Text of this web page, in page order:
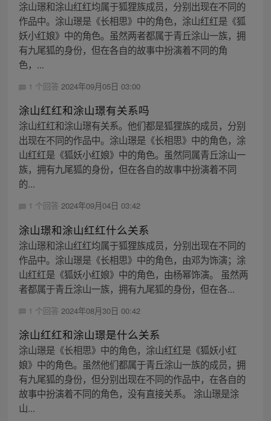
涂山璟和涂山红红均属于狐狸族成员，分别出现在不同的
作品中。涂山璟是《长相思》中的角色，涂山红红是《狐
妖小红娘》中的角色。虽然两者都属于青丘涂山一族，拥
有九尾狐的身份，但在各自的故事中扮演着不同的角
色，...
1 个回答 2024年09月05日 03:00
涂山红红和涂山璟有关系吗
涂山红红和涂山璟有关系。他们都是狐狸族的成员，分别
出现在不同的作品中。涂山璟是《长相思》中的角色，涂
山红红是《狐妖小红娘》中的角色。虽然同属青丘涂山一
族，拥有九尾狐的身份，但在各自的故事中扮演着不同
的...
1 个回答 2024年09月04日 03:42
涂山璟和涂山红红什么关系
涂山璟和涂山红红均属于狐狸族成员，分别出现在不同的
作品中。涂山璟是《长相思》中的角色，由邓为饰演；涂
山红红是《狐妖小红娘》中的角色，由杨幂饰演。 虽然两
者都属于青丘涂山一族，拥有九尾狐的身份，但在各...
1 个回答 2024年08月30日 00:42
涂山红红和涂山璟是什么关系
涂山璟是《长相思》中的角色，涂山红红是《狐妖小红
娘》中的角色。虽然他们都属于青丘涂山一族的成员，拥
有九尾狐的身份，但分别出现在不同的作品中，在各自的
故事中扮演着不同的角色，没有直接关系。 涂山璟是涂
山...